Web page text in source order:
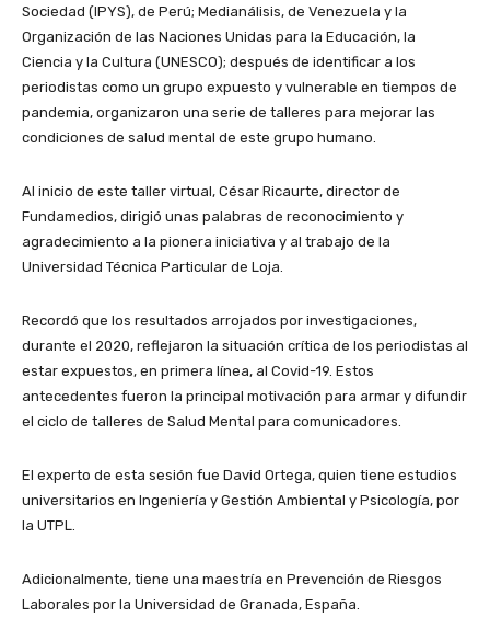
Sociedad (IPYS), de Perú; Medianálisis, de Venezuela y la
Organización de las Naciones Unidas para la Educación, la
Ciencia y la Cultura (UNESCO); después de identificar a los
periodistas como un grupo expuesto y vulnerable en tiempos de
pandemia, organizaron una serie de talleres para mejorar las
condiciones de salud mental de este grupo humano.
Al inicio de este taller virtual, César Ricaurte, director de
Fundamedios, dirigió unas palabras de reconocimiento y
agradecimiento a la pionera iniciativa y al trabajo de la
Universidad Técnica Particular de Loja.
Recordó que los resultados arrojados por investigaciones,
durante el 2020, reflejaron la situación crítica de los periodistas al
estar expuestos, en primera línea, al Covid-19. Estos
antecedentes fueron la principal motivación para armar y difundir
el ciclo de talleres de Salud Mental para comunicadores.
El experto de esta sesión fue David Ortega, quien tiene estudios
universitarios en Ingeniería y Gestión Ambiental y Psicología, por
la UTPL.
Adicionalmente, tiene una maestría en Prevención de Riesgos
Laborales por la Universidad de Granada, España.